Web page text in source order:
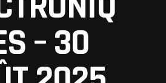
– 30